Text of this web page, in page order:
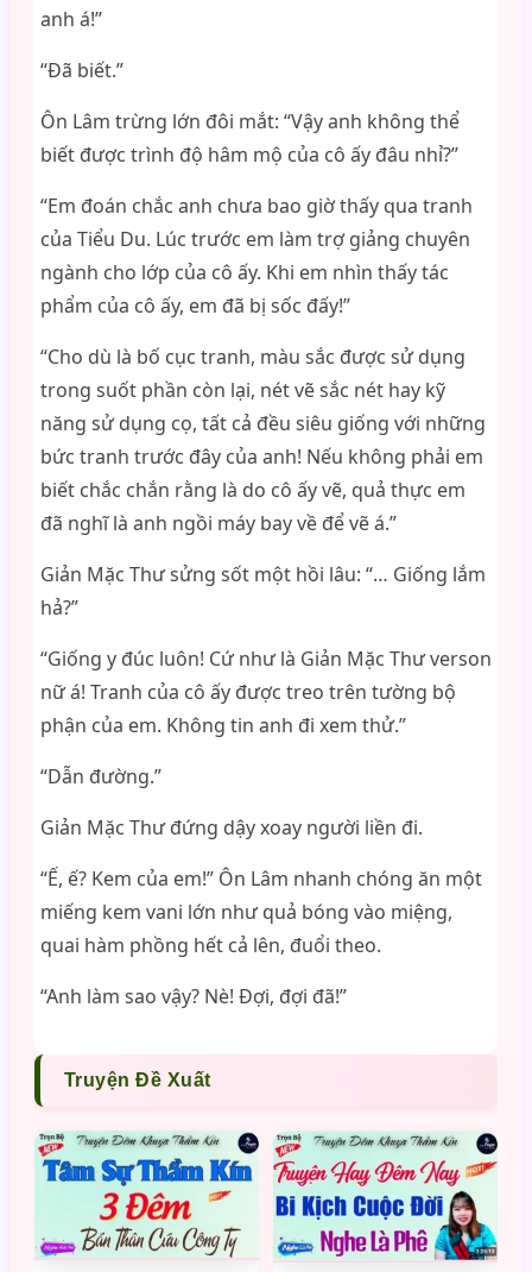
anh á!”
“Đã biết.”
Ôn Lâm trừng lớn đôi mắt: “Vậy anh không thể
biết được trình độ hâm mộ của cô ấy đâu nhỉ?”
“Em đoán chắc anh chưa bao giờ thấy qua tranh
của Tiểu Du. Lúc trước em làm trợ giảng chuyên
ngành cho lớp của cô ấy. Khi em nhìn thấy tác
phẩm của cô ấy, em đã bị sốc đấy!”
“Cho dù là bố cục tranh, màu sắc được sử dụng
trong suốt phần còn lại, nét vẽ sắc nét hay kỹ
năng sử dụng cọ, tất cả đều siêu giống với những
bức tranh trước đây của anh! Nếu không phải em
biết chắc chắn rằng là do cô ấy vẽ, quả thực em
đã nghĩ là anh ngồi máy bay về để vẽ á.”
Giản Mặc Thư sửng sốt một hồi lâu: “… Giống lắm
hả?”
“Giống y đúc luôn! Cứ như là Giản Mặc Thư verson
nữ á! Tranh của cô ấy được treo trên tường bộ
phận của em. Không tin anh đi xem thử.”
“Dẫn đường.”
Giản Mặc Thư đứng dậy xoay người liền đi.
“Ế, ế? Kem của em!” Ôn Lâm nhanh chóng ăn một
miếng kem vani lớn như quả bóng vào miệng,
quai hàm phồng hết cả lên, đuổi theo.
“Anh làm sao vậy? Nè! Đợi, đợi đã!”
Truyện Đề Xuất